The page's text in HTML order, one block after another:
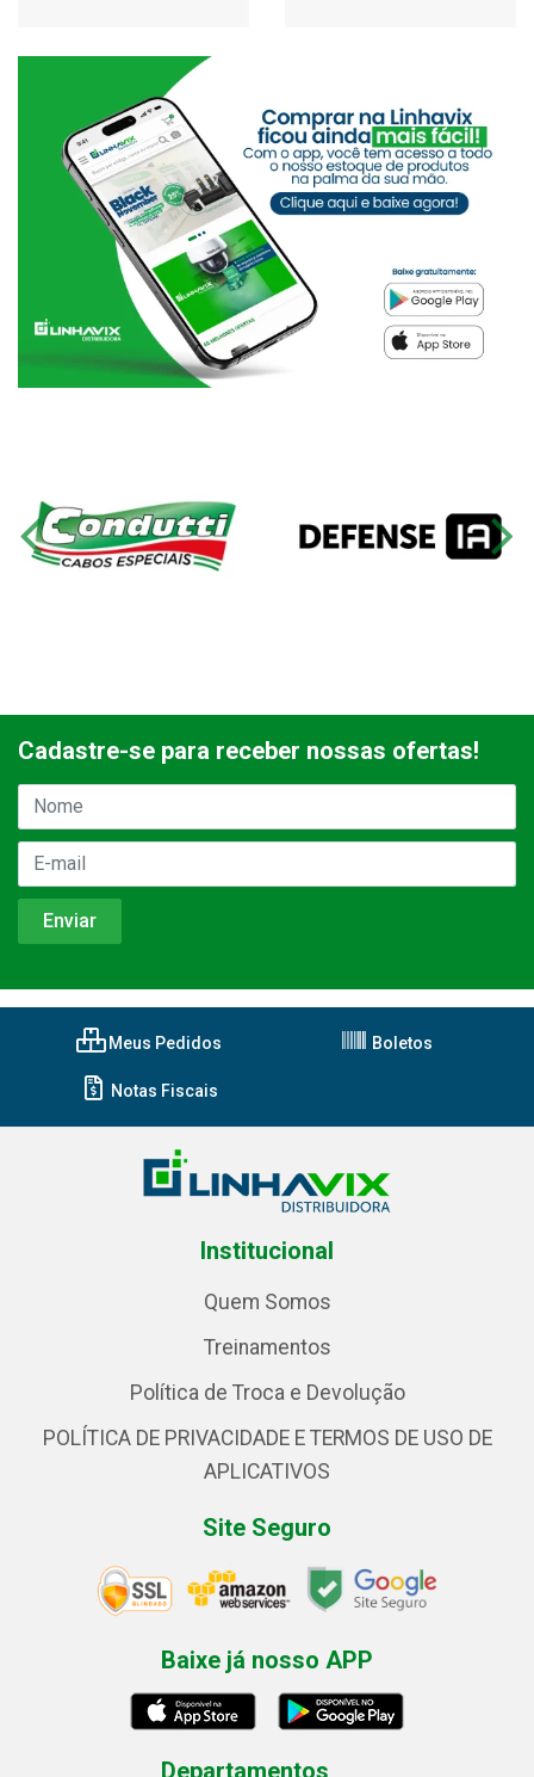
Cadastre-se para receber nossas ofertas!
Meus Pedidos Boletos
Notas Fiscais
Institucional
Quem Somos
Treinamentos
Política de Troca e Devolução
POLÍTICA DE PRIVACIDADE E TERMOS DE USO DE
APLICATIVOS
Site Seguro
Baixe já nosso APP
Departamentos